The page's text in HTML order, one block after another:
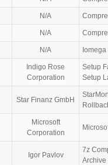
N/A
N/A
N/A
Indigo Rose
Corporation
Setup
Setup
Star Finanz GmbH
Microsoft
Corporation
Igor Pavlov
7z
Archive